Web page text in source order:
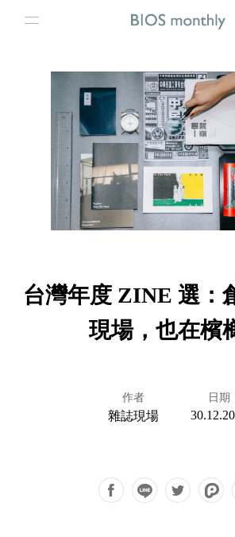
台灣年度 ZINE 選：
現場，也在檳
作者
雜誌現場
日期